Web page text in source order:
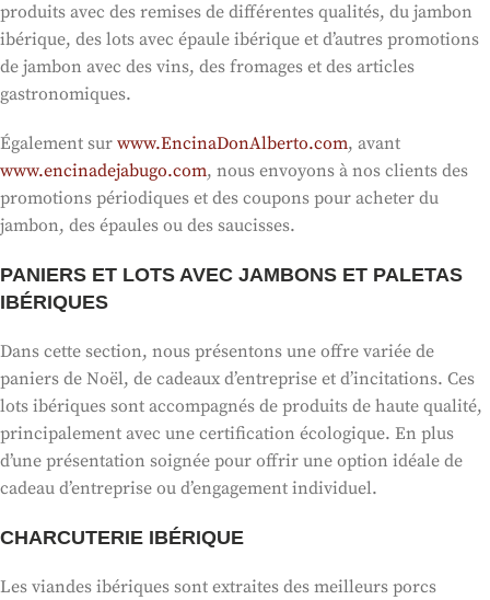
produits avec des remises de différentes qualités, du jambon
ibérique, des lots avec épaule ibérique et d’autres promotions
de jambon avec des vins, des fromages et des articles
gastronomiques.
Également sur www.EncinaDonAlberto.com, avant
www.encinadejabugo.com, nous envoyons à nos clients des
promotions périodiques et des coupons pour acheter du
jambon, des épaules ou des saucisses.
PANIERS ET LOTS AVEC JAMBONS ET PALETAS
IBÉRIQUES
Dans cette section, nous présentons une offre variée de
paniers de Noël, de cadeaux d’entreprise et d’incitations. Ces
lots ibériques sont accompagnés de produits de haute qualité,
principalement avec une certification écologique. En plus
d’une présentation soignée pour offrir une option idéale de
cadeau d’entreprise ou d’engagement individuel.
CHARCUTERIE IBÉRIQUE
Les viandes ibériques sont extraites des meilleurs porcs